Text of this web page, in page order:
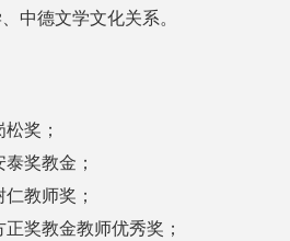
中德文学文化关系。
奖；
奖教金；
教师奖；
奖教金教师优秀奖；